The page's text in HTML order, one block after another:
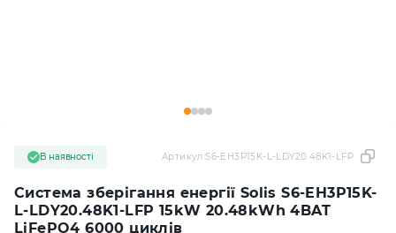
Система зберігання енергії Solis S6-EH3P15K-
L-LDY20.48K1-LFP 15kW 20.48kWh 4BAT
LiFePO4 6000 циклів
В наявності Артикул:S6-EH3P15K-L-LDY20.48K1-LFP